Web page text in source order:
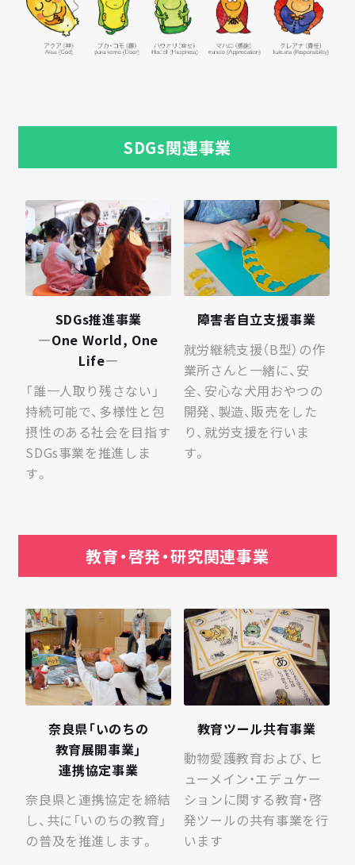
SDGs関連事業
SDGs推進事業
—One World, One
Life—
「誰一人取り残さない」
持続可能で、多様性と包
摂性のある社会を目指す
SDGs事業を推進しま
す。
障害者自立支援事業
就労継続支援（B型）の作
業所さんと一緒に、安
全、安心な犬用おやつの
開発、製造、販売をした
り、就労支援を行いま
す。
教育・啓発・研究関連事業
奈良県​「いのちの​
教育展開事業」​
連携協定事業
奈良県と連携協定を締結
し、共に「いのちの教育」
の普及を推進します。
教育ツール共有事業
動物愛護教育および、ヒ
ューメイン・エデュケー
ションに関する教育・啓
発ツールの共有事業を行
います